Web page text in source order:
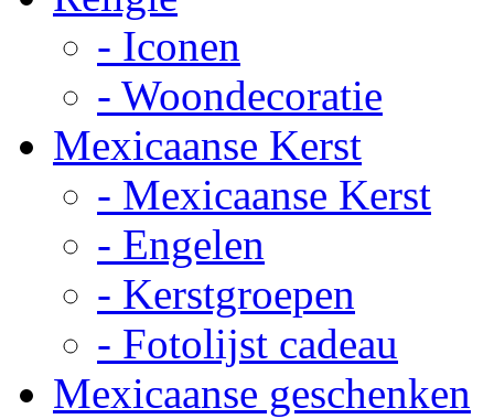
- Iconen
- Woondecoratie
Mexicaanse Kerst
- Mexicaanse Kerst
- Engelen
- Kerstgroepen
- Fotolijst cadeau
Mexicaanse geschenken